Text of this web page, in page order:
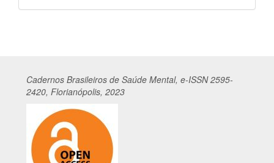
por
Cadernos Brasileiros de Saúde Mental, e-ISSN 2595-
2420, Florianópolis, 2023